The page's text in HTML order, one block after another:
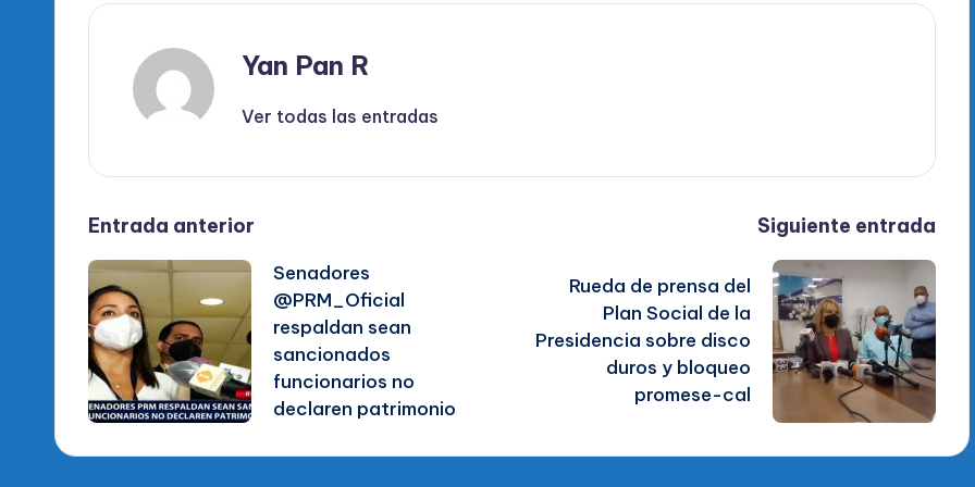
Yan Pan R
Ver todas las entradas
Navegación
de
entradas
Entrada anterior
Senadores
@PRM_Oficial
respaldan sean
sancionados
funcionarios no
declaren patrimonio
Siguiente entrada
Rueda de prensa del
Plan Social de la
Presidencia sobre disco
duros y bloqueo
promese-cal